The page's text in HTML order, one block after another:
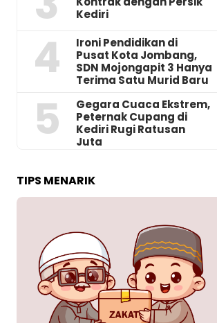
Kediri
4
Ironi Pendidikan di
Pusat Kota Jombang,
SDN Mojongapit 3 Hanya
Terima Satu Murid Baru
5
‎Gegara Cuaca Ekstrem,
Peternak Cupang di
Kediri Rugi Ratusan
Juta
TIPS MENARIK